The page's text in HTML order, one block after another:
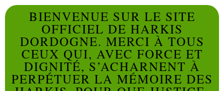
BIENVENUE SUR LE SITE
OFFICIEL DE HARKIS
DORDOGNE. MERCI À TOUS
CEUX QUI, AVEC FORCE ET
DIGNITÉ, S’ACHARNENT À
PERPÉTUER LA MÉMOIRE DES